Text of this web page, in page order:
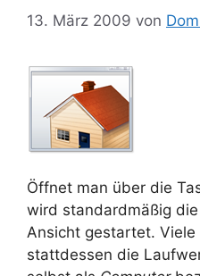
13. März 2009 von
Öffnet man über die
wird standardmäßig
Ansicht gestartet.
stattdessen die